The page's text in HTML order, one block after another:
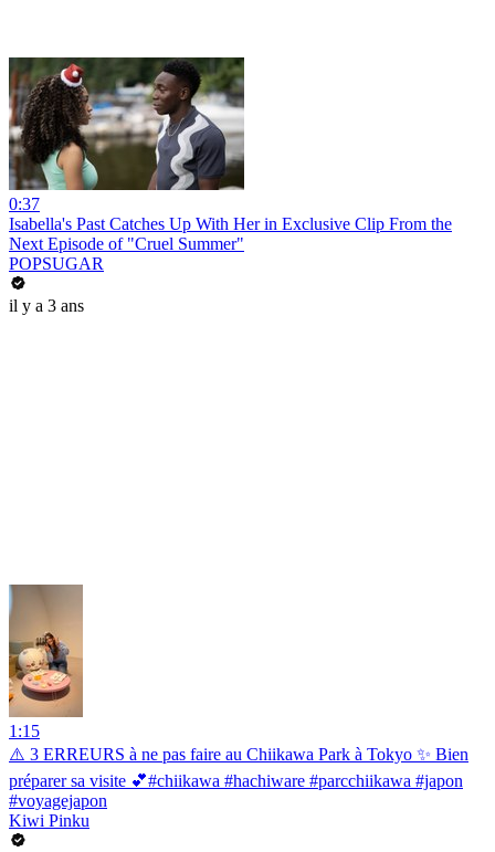
0:37
Isabella's Past Catches Up With Her in Exclusive Clip From the
Next Episode of "Cruel Summer"
POPSUGAR
il y a 3 ans
1:15
⚠️ 3 ERREURS à ne pas faire au Chiikawa Park à Tokyo ✨ Bien
préparer sa visite 💕#chiikawa #hachiware #parcchiikawa #japon
#voyagejapon
Kiwi Pinku